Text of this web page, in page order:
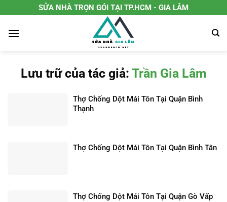
đến
nội
SỬA NHÀ TRỌN GÓI TẠI TP.HCM - GIA LÂM
Lưu trữ của tác giả: Trần Gia Lâm
Thợ Chống Dột Mái Tôn Tại Quận Bình
Thạnh
Thợ Chống Dột Mái Tôn Tại Quận Bình Tân
Thợ Chống Dột Mái Tôn Tại Quận Gò Vấp